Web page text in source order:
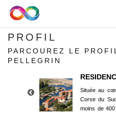
PROFIL
PARCOUREZ LE
PELLEGRIN
Située au
Corse du
moins de